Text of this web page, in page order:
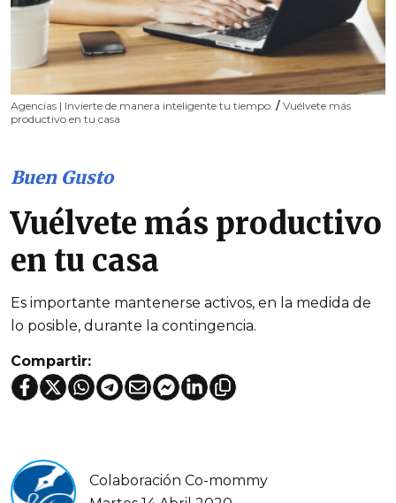
Agencias | Invierte de manera inteligente tu tiempo. / Vuélvete más
productivo en tu casa
Buen Gusto
Vuélvete más productivo
en tu casa
Es importante mantenerse activos, en la medida de
lo posible, durante la contingencia.
Compartir:
Colaboración Co-mommy